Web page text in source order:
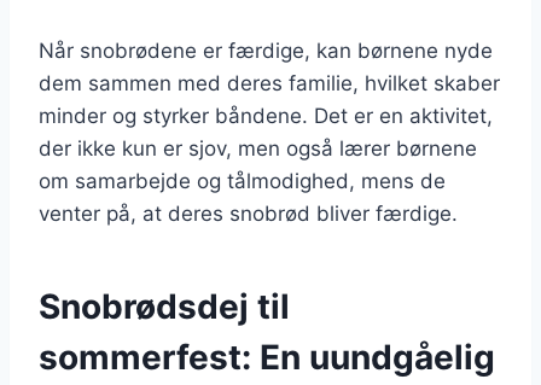
Når snobrødene er færdige, kan børnene nyde
dem sammen med deres familie, hvilket skaber
minder og styrker båndene. Det er en aktivitet,
der ikke kun er sjov, men også lærer børnene
om samarbejde og tålmodighed, mens de
venter på, at deres snobrød bliver færdige.
Snobrødsdej til
sommerfest: En uundgåelig